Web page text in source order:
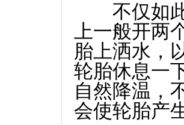
不仅如此
上一般开两
胎上洒水，
轮胎休息一
自然降温，
会使轮胎产